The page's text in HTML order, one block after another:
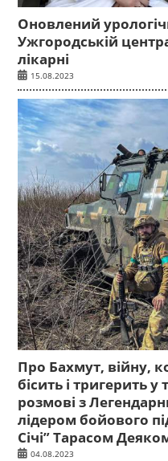
Оновлений
Ужгородській
лікарні
15.08.2023
Про Бахмут, війну,
бісить і тригерить
розмові з
лідером бойового
Січі” Тарасом
04.08.2023